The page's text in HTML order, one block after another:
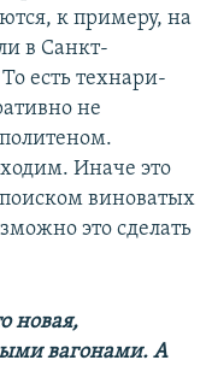
к примеру, на
в Санкт-
есть технари-
не
Иначе это
виноватых
это сделать
новая,
вагонами. А